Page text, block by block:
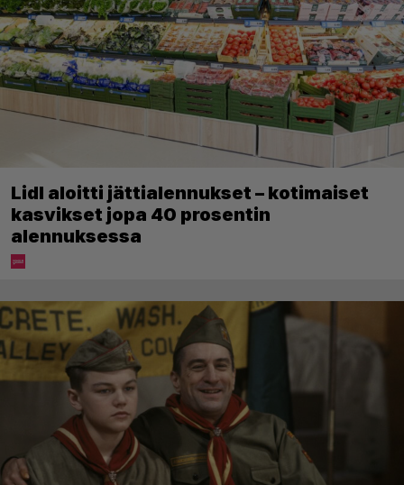
Lidl aloitti jättialennukset – kotimaiset
kasvikset jopa 40 prosentin
alennuksessa